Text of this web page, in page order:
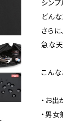
シン
どん
さら
急な
こん
・お出
・男